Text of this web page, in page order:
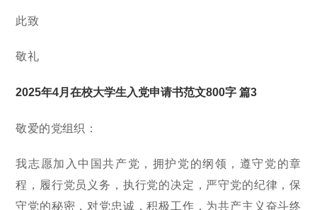
此致
敬礼
2025年4月在校大学生入党申请书范文800字 篇3
敬爱的党组织：
我志愿加入中国共产党，拥护党的纲领，遵守党的章
程，履行党员义务，执行党的决定，严守党的纪律，保
守党的秘密，对党忠诚，积极工作，为共产主义奋斗终